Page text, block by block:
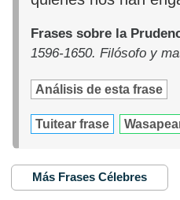
Frases sobre la
1596-1650. Filósofo y
Análisis de esta frase
Tuitear frase
Más Frases Célebres